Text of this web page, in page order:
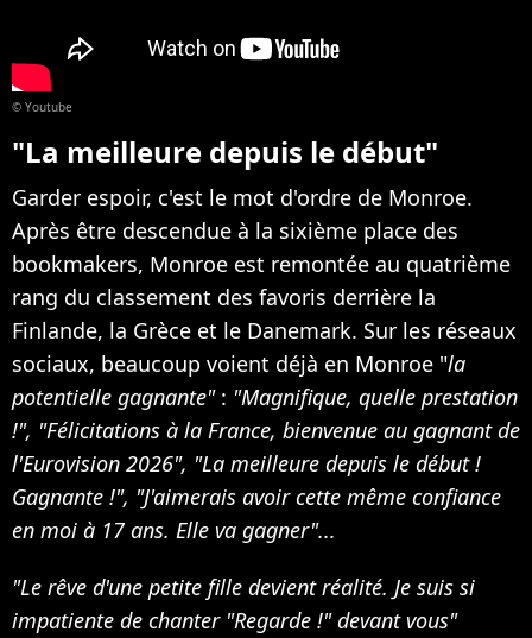
© Youtube
"La meilleure depuis le début"
Garder espoir, c'est le mot d'ordre de Monroe.
Après être descendue à la sixième place des
bookmakers, Monroe est remontée au quatrième
rang du classement des favoris derrière la
Finlande, la Grèce et le Danemark. Sur les réseaux
sociaux, beaucoup voient déjà en Monroe "la
potentielle gagnante" : "Magnifique, quelle prestation
!", "Félicitations à la France, bienvenue au gagnant de
l'Eurovision 2026", "La meilleure depuis le début !
Gagnante !", "J'aimerais avoir cette même confiance
en moi à 17 ans. Elle va gagner"...
"Le rêve d'une petite fille devient réalité. Je suis si
impatiente de chanter "Regarde !" devant vous"